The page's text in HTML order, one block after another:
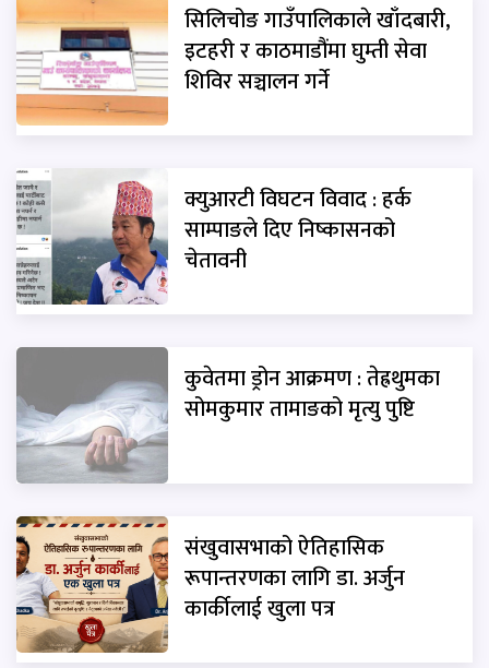
सिलिचोङ गाउँपालिकाले खाँदबारी,
इटहरी र काठमाडौंमा घुम्ती सेवा
शिविर सञ्चालन गर्ने
क्युआरटी विघटन विवाद : हर्क
साम्पाङले दिए निष्कासनको
चेतावनी
कुवेतमा ड्रोन आक्रमण : तेह्रथुमका
सोमकुमार तामाङको मृत्यु पुष्टि
संखुवासभाको ऐतिहासिक
रूपान्तरणका लागि डा. अर्जुन
कार्कीलाई खुला पत्र